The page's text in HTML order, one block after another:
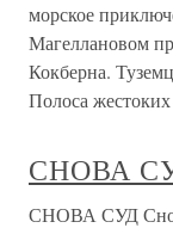
морское
Магеллановом
Кокберна.
Полоса
СНОВА
СНОВА СУД